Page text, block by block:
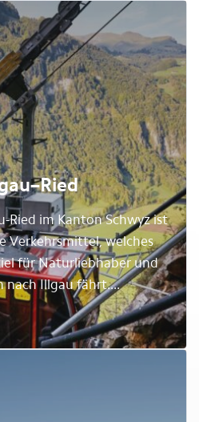
Ried im Kanton Schwyz ist
Verkehrsmittel, welches
für Naturliebhaber und
nach Illgau fährt....